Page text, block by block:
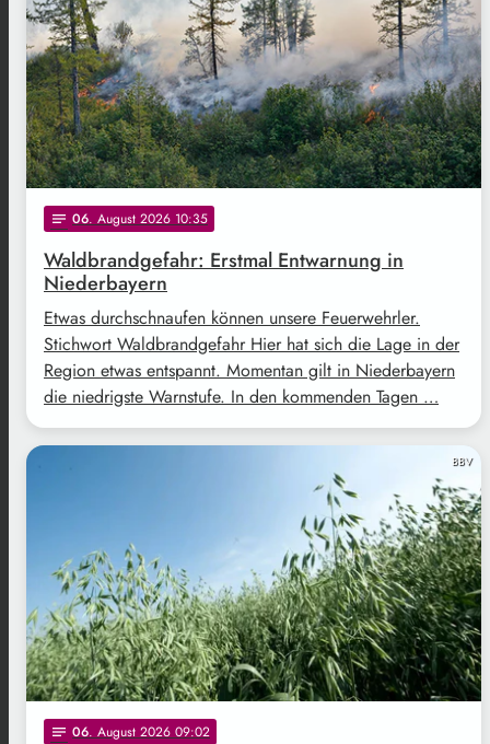
notes 06. August 2026 10:35
Waldbrandgefahr: Erstmal Entwarnung in
Niederbayern
Etwas durchschnaufen können unsere Feuerwehrler.
Stichwort Waldbrandgefahr Hier hat sich die Lage in der
Region etwas entspannt. Momentan gilt in Niederbayern
die niedrigste Warnstufe. In den kommenden Tagen …
BBV
notes 06. August 2026 09:02